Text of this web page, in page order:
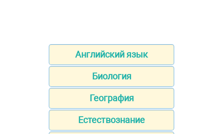
Английский язык
Биология
География
Естествознание